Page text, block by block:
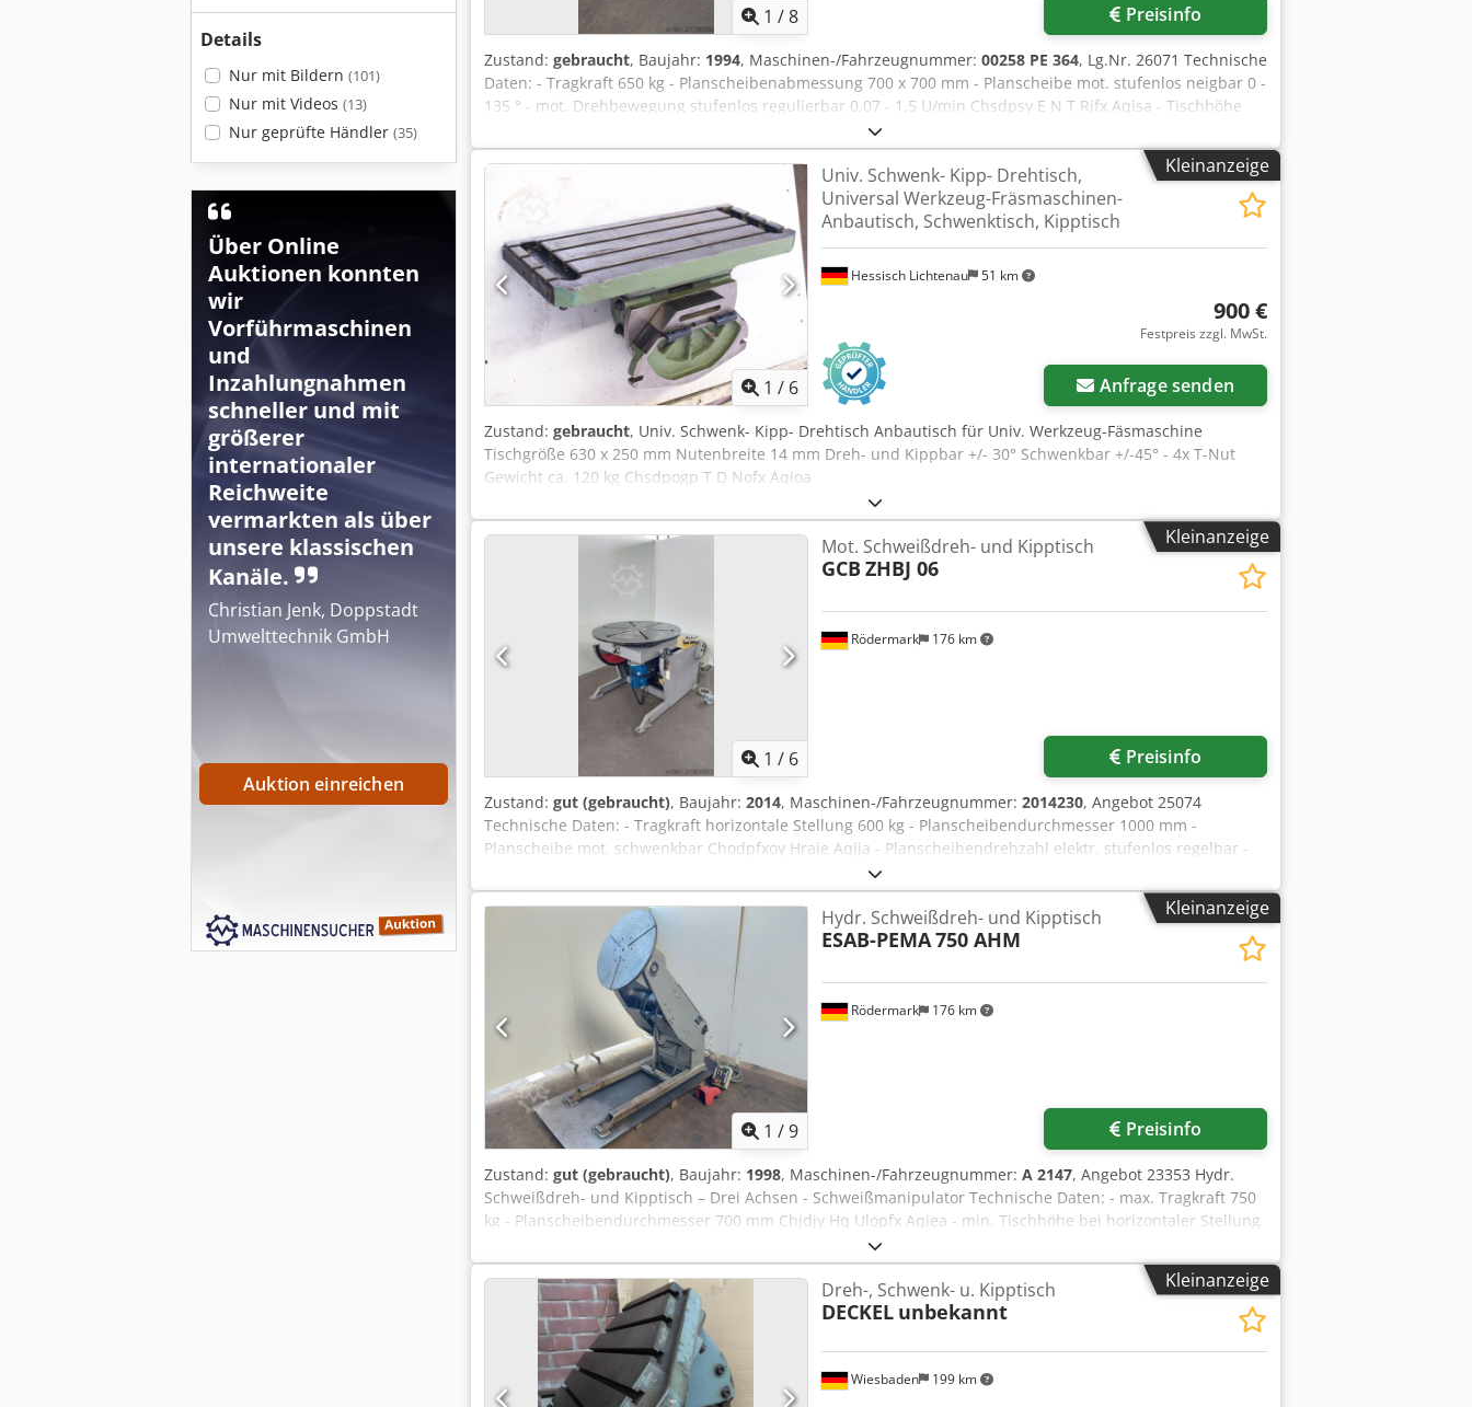
Details
Nur mit Bildern (101)
Nur mit Videos (13)
Nur geprüfte Händler (35)
Über Online
Auktionen konnten
wir
Vorführmaschinen
und
Inzahlungnahmen
schneller und mit
größerer
internationaler
Reichweite
vermarkten als über
unsere klassischen
Kanäle.
Christian Jenk, Doppstadt
Umwelttechnik GmbH
Auktion einreichen
1 /8 Preisinfo
Zustand: gebraucht, Baujahr: 1994, Maschinen-/Fahrzeugnummer: 00258 PE 364, Lg.Nr. 26071 Technische
Daten: - Tragkraft 650 kg - Planscheibenabmessung 700 x 700 mm - Planscheibe mot. stufenlos neigbar 0 -
135 ° - mot. Drehbewegung stufenlos regulierbar 0,07 - 1,5 U/min Chsdpsy E N T Rjfx Aqisa - Tischhöhe
bei horizontaler Stellung 890 mm - E.- Bedientaster - Platzbedarf ca. B 850 x H 890 x T 1200 mm - Gewicht
ca. 400 kg
Kleinanzeige
1 / 6
Hessisch Lichtenau 51 km
Univ. Schwenk- Kipp- Drehtisch,
Universal Werkzeug-Fräsmaschinen-
Anbautisch, Schwenktisch, Kipptisch
900 €
Festpreis zzgl. MwSt.
Anfrage senden
Zustand: gebraucht, Univ. Schwenk- Kipp- Drehtisch Anbautisch für Univ. Werkzeug-Fäsmaschine
Tischgröße 630 x 250 mm Nutenbreite 14 mm Dreh- und Kippbar +/- 30° Schwenkbar +/-45° - 4x T-Nut
Gewicht ca. 120 kg Chsdpogp T D Nofx Aqioa
Kleinanzeige
1 / 6
Rödermark 176 km
Mot. Schweißdreh- und Kipptisch
GCB ZHBJ 06
Preisinfo
Zustand: gut (gebraucht), Baujahr: 2014, Maschinen-/Fahrzeugnummer: 2014230, Angebot 25074
Technische Daten: - Tragkraft horizontale Stellung 600 kg - Planscheibendurchmesser 1000 mm -
Planscheibe mot. schwenkbar Chodpfxoy Hraie Aqija - Planscheibendrehzahl elektr. stufenlos regelbar -
Schweißstromübertragung 500 A - Antrieb 400 V - Tischhöhe bei horizontaler Stellung 900 mm - Fußtaster
- Platzbedarf ca. B 1000 x H 900 x T 1350 mm - Gewicht ca. 450 kg
Kleinanzeige
1 /9
Rödermark 176 km
Hydr. Schweißdreh- und Kipptisch
ESAB-PEMA750 AHM
Preisinfo
Zustand: gut (gebraucht), Baujahr: 1998, Maschinen-/Fahrzeugnummer: A 2147, Angebot 23353 Hydr.
Schweißdreh- und Kipptisch – Drei Achsen - Schweißmanipulator Technische Daten: - max. Tragkraft 750
kg - Planscheibendurchmesser 700 mm Chjdjy Hq Ulopfx Aqiea - min. Tischhöhe bei horizontaler Stellung
ca. 750 mm - max. Tischhöhe bei horizontaler Stellung ca. 1390 mm - Arbeitshöhe in 3 Stufen manuel
höhenverstellbar - Planscheibe mot .drehbar + schwenk bzw. neigbar - Drehbewegung elektr. stufenlos
regelbar ca. 0,01 - 2,0 U/min - Rechts - + Linkslauf - Schweißstromübertragung ca. 700 A - Antrieb 400 V -
Anschlussleistung 1,5 kW - Handfernregler für Drehrichtung , Schwenken bzw. Neigen - E.-Fußtaster -
Platzbedarf ca. B 1500 x H 750 x T 900 mm - Gewicht ca. 700 kg
Kleinanzeige
Wiesbaden 199 km
Dreh-, Schwenk- u. Kipptisch
DECKEL unbekannt